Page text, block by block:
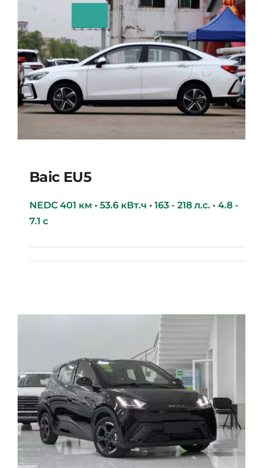
Baic EU5
NEDC 401 км • 53.6 кВт.ч • 163 - 218 л.с. • 4.8 -
7.1 с